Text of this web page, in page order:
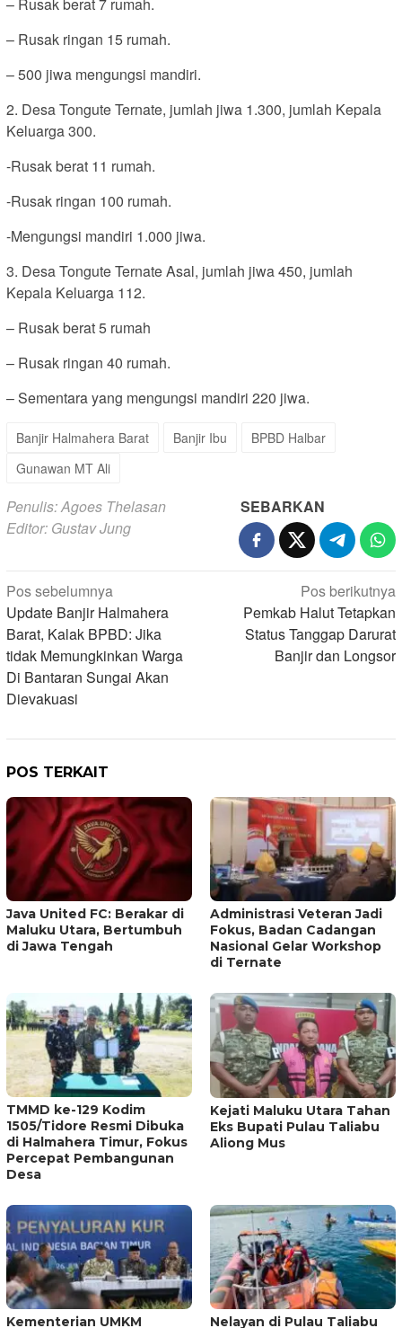
– Rusak berat 7 rumah.
– Rusak ringan 15 rumah.
– 500 jiwa mengungsi mandiri.
2. Desa Tongute Ternate, jumlah jiwa 1.300, jumlah Kepala
Keluarga 300.
-Rusak berat 11 rumah.
-Rusak ringan 100 rumah.
-Mengungsi mandiri 1.000 jiwa.
3. Desa Tongute Ternate Asal, jumlah jiwa 450, jumlah
Kepala Keluarga 112.
– Rusak berat 5 rumah
– Rusak ringan 40 rumah.
– Sementara yang mengungsi mandiri 220 jiwa.
Banjir Halmahera Barat Banjir Ibu
BPBD Halbar
Gunawan MT Ali
Penulis: Agoes Thelasan
Editor: Gustav Jung
SEBARKAN
Navigasi
pos
Pos sebelumnya
Update Banjir Halmahera
Barat, Kalak BPBD: Jika
tidak Memungkinkan Warga
Di Bantaran Sungai Akan
Dievakuasi
Pos berikutnya
Pemkab Halut Tetapkan
Status Tanggap Darurat
Banjir dan Longsor
POS TERKAIT
Java United FC: Berakar di
Maluku Utara, Bertumbuh
di Jawa Tengah
Administrasi Veteran Jadi
Fokus, Badan Cadangan
Nasional Gelar Workshop
di Ternate
TMMD ke-129 Kodim
1505/Tidore Resmi Dibuka
di Halmahera Timur, Fokus
Percepat Pembangunan
Desa
Kejati Maluku Utara Tahan
Eks Bupati Pulau Taliabu
Aliong Mus
Kementerian UMKM Nelayan di Pulau Taliabu